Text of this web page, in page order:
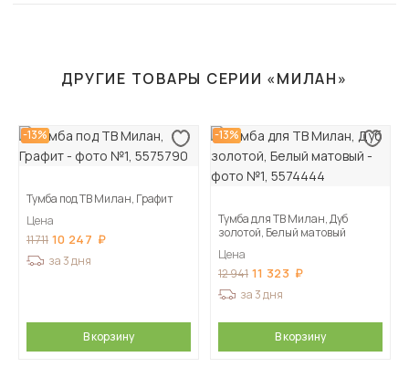
ДРУГИЕ ТОВАРЫ СЕРИИ «МИЛАН»
-13%
Тумба под ТВ Милан, Графит
Цена
11 711 10 247
за 3 дня
В корзину
-13%
Тумба для ТВ Милан, Дуб
золотой, Белый матовый
Цена
12 941 11 323
за 3 дня
В корзину